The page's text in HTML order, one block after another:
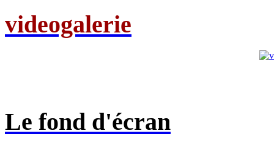
videogalerie
Le fond d'écran